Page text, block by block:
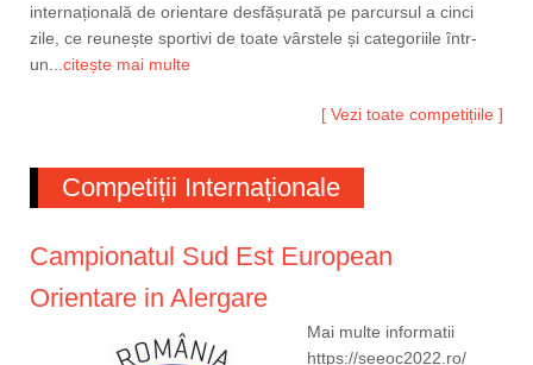
internațională de orientare desfășurată pe parcursul a cinci
zile, ce reunește sportivi de toate vârstele și categoriile într-
un... citește mai multe
[ Vezi toate competițiile ]
Competiții Internaționale
Campionatul Sud Est European
Orientare in Alergare
Mai multe informatii
https://seeoc2022.ro/